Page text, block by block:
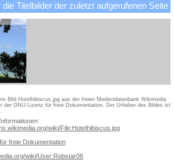
die Titelbilder der zuletzt aufgerufenen Seite
Bild Hotelhibiscus.jpg aus der freien Mediendatenbank Wikimedia
der GNU-Lizenz für freie Dokumentation. Der Urheber des Bildes ist
wiki/File:Hotelhibiscus.jpg
freie Dokumentation
wiki/User:Robstar06